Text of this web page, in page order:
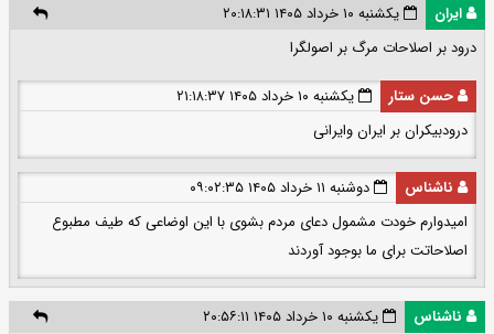
ایران
یکشنبه ۱۰ خرداد ۱۴۰۵ ۲۰:۱۸:۳۱
درود بر اصلاحات مرگ بر اصولگرا
حسن ستار
یکشنبه ۱۰ خرداد ۱۴۰۵ ۲۱:۱۸:۳۷
درودبیکران بر ایران وایرانی
ناشناس
دوشنبه ۱۱ خرداد ۱۴۰۵ ۰۹:۰۲:۳۵
امیدوارم خودت مشمول دعای مردم بشوی با این اوضاعی که طیف مطبوع
اصلاحاتت برای ما بوجود آوردند
ناشناس
یکشنبه ۱۰ خرداد ۱۴۰۵ ۲۰:۵۶:۱۱